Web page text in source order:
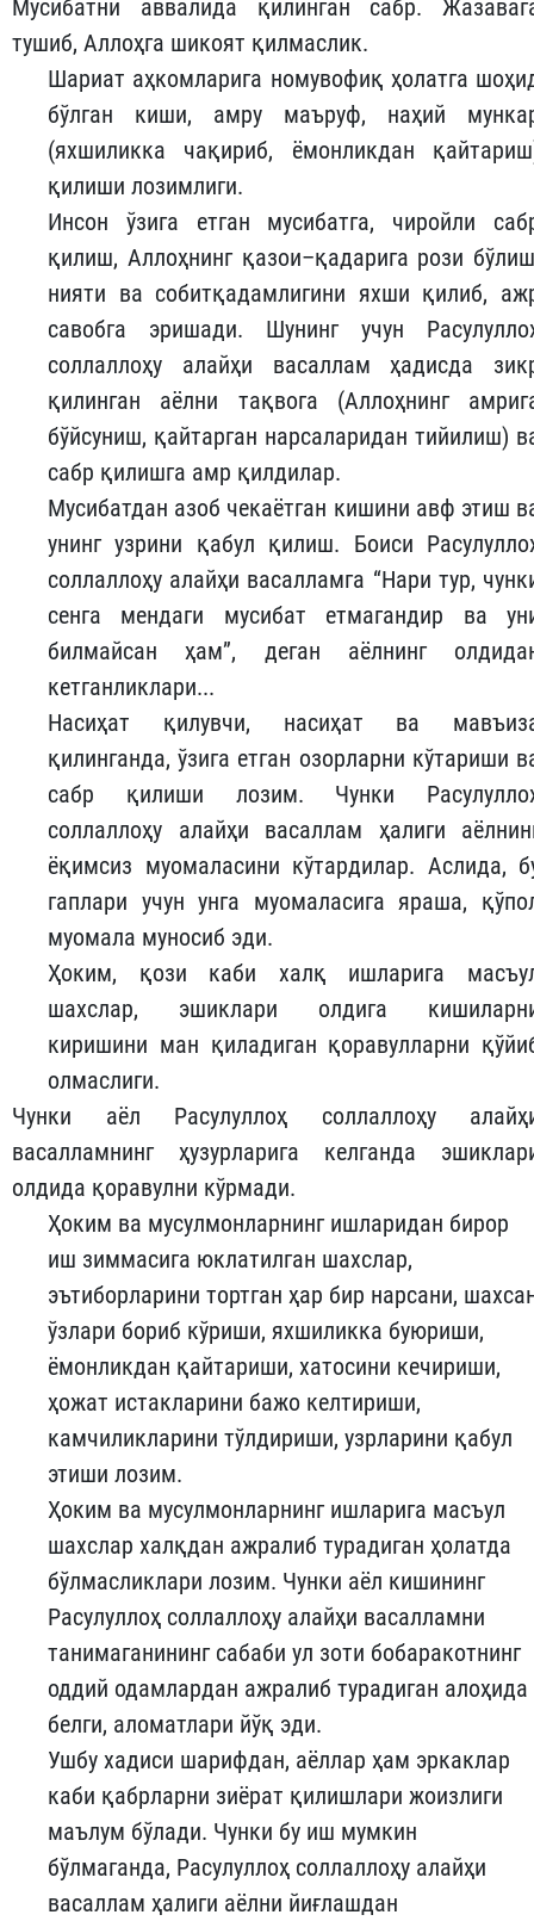
Мусибатни аввалида қилинган сабр.
тушиб, Аллоҳга шикоят қилмаслик.
Шариат аҳкомларига номувофиқ ҳолатга
бўлган киши, амру маъруф, наҳий
(яхшиликка чақириб, ёмонликдан
қилиши лозимлиги.
Инсон ўзига етган мусибатга, чиройли
қилиш, Аллоҳнинг қазои–қадарига рози
нияти ва собитқадамлигини яхши қилиб,
савобга эришади. Шунинг учун
соллаллоҳу алайҳи васаллам ҳадисда
қилинган аёлни тақвога (Аллоҳнинг
бўйсуниш, қайтарган нарсаларидан тийилиш)
сабр қилишга амр қилдилар.
Мусибатдан азоб чекаётган кишини авф этиш
унинг узрини қабул қилиш. Боиси
соллаллоҳу алайҳи васалламга “Нари тур,
сенга мендаги мусибат етмагандир ва
билмайсан ҳам”, деган аёлнинг
кетганликлари...
Насиҳат қилувчи, насиҳат ва
қилинганда, ўзига етган озорларни кўтариши
сабр қилиши лозим. Чунки
соллаллоҳу алайҳи васаллам ҳалиги
ёқимсиз муомаласини кўтардилар. Аслида,
гаплари учун унга муомаласига яраша,
муомала муносиб эди.
Ҳоким, қози каби халқ ишларига
шахслар, эшиклари олдига
киришини ман қиладиган қоравулларни
олмаслиги.
Чунки аёл Расулуллоҳ соллаллоҳу
васалламнинг ҳузурларига келганда
олдида қоравулни кўрмади.
Ҳоким ва мусулмонларнинг ишларидан бирор
иш зиммасига юклатилган шахслар,
эътиборларини тортган ҳар бир нарсани,
ўзлари бориб кўриши, яхшиликка буюриши,
ёмонликдан қайтариши, хатосини кечириши,
ҳожат истакларини бажо келтириши,
камчиликларини тўлдириши, узрларини қабул
этиши лозим.
Ҳоким ва мусулмонларнинг ишларига масъул
шахслар халқдан ажралиб турадиган ҳолатда
бўлмасликлари лозим. Чунки аёл кишининг
Расулуллоҳ соллаллоҳу алайҳи васалламни
танимаганининг сабаби ул зоти бобаракотнинг
оддий одамлардан ажралиб турадиган алоҳида
белги, аломатлари йўқ эди.
Ушбу хадиси шарифдан, аёллар ҳам эркаклар
каби қабрларни зиёрат қилишлари жоизлиги
маълум бўлади. Чунки бу иш мумкин
бўлмаганда, Расулуллоҳ соллаллоҳу алайҳи
васаллам ҳалиги аёлни йиғлашдан